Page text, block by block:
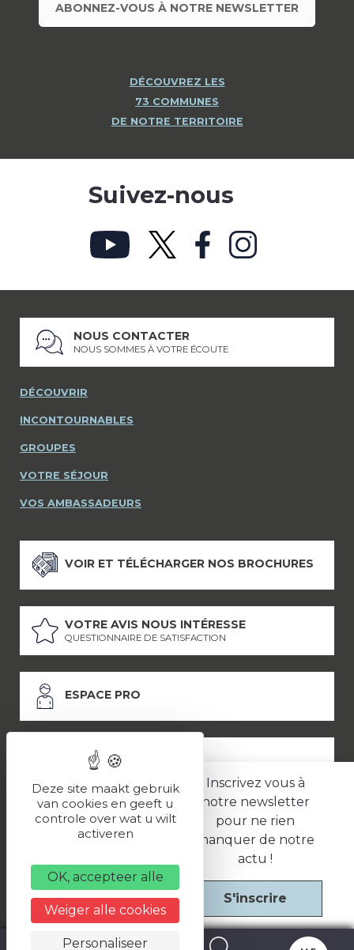
Inscrivez vous à
notre newsletter
pour ne rien
manquer de notre
actu !
S'inscrire
ABONNEZ-VOUS À NOTRE NEWSLETTER
DÉCOUVREZ LES
73 COMMUNES
DE NOTRE TERRITOIRE
Suivez-nous
NOUS CONTACTER
NOUS SOMMES À VOTRE ÉCOUTE
DÉCOUVRIR
INCONTOURNABLES
GROUPES
VOTRE SÉJOUR
VOS AMBASSADEURS
VOIR ET TÉLÉCHARGER NOS BROCHURES
VOTRE AVIS NOUS INTÉRESSE
QUESTIONNAIRE DE SATISFACTION
ESPACE PRO
ESPACE PRESSE
LES PARTENAIRES
Politique de confidentialité
Une réalisation
Deze site maakt gebruik
van cookies en geeft u
controle over wat u wilt
activeren
OK, accepteer alle
Weiger alle cookies
Personaliseer